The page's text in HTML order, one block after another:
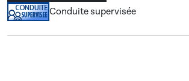
Conduite supervisée